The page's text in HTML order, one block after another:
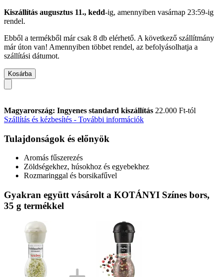
Kiszállítás augusztus 11., kedd-ig, amennyiben vasárnap 23:59-ig
rendel.
Ebből a termékből már csak 8 db elérhető. A következő szállítmány
már úton van! Amennyiben többet rendel, az befolyásolhatja a
szállítási dátumot.
Kosárba
Magyarország: Ingyenes standard kiszállítás 22.000 Ft-tól
Szállítás és kézbesítés - További információk
Tulajdonságok és előnyök
Aromás fűszerezés
Zöldségekhez, húsokhoz és egyebekhez
Rozmaringgal és borsikafűvel
Gyakran együtt vásárolt a KOTÁNYI Színes bors,
35 g termékkel